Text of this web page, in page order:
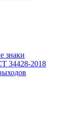
знаки
34428-2018